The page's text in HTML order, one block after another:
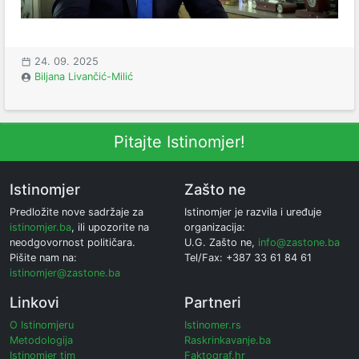
24. 09. 2025
Biljana Livančić-Milić
Pitajte Istinomjer!
Istinomjer
Predložite nove sadržaje za
istinomjer.ba, ili upozorite na
neodgovornost političara.
Pišite nam na:
istinomjer@zastone.ba
Zašto ne
Istinomjer je razvila i uređuje
organizacija:
U.G. Zašto ne, info@zastone.ba
Tel/Fax: +387 33 61 84 61
Linkovi
O Istinomjeru
Metodologija
Istinomjer tim
Partneri
Istinomer.rs
Raskrinkavanje.ba
Faktograf.hr